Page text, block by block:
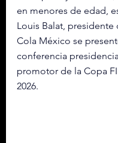
en menores de edad,
Louis Balat, presidente
Cola México se
conferencia
promotor de la Copa
2026.